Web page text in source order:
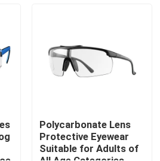
Polycarbonate Lens
Protective Eyewear
Suitable for Adults of